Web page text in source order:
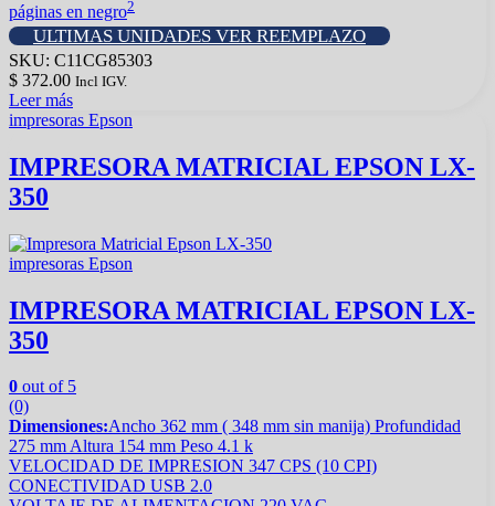
páginas en negro2
ULTIMAS UNIDADES VER REEMPLAZO
SKU: C11CG85303
$ 372.00 Incl IGV.
Leer más
impresoras Epson
IMPRESORA MATRICIAL EPSON LX-
350
impresoras Epson
IMPRESORA MATRICIAL EPSON LX-
350
0 out of 5
(0)
Dimensiones:Ancho 362 mm ( 348 mm sin manija) Profundidad
275 mm Altura 154 mm Peso 4.1 k
VELOCIDAD DE IMPRESION 347 CPS (10 CPI)
CONECTIVIDAD USB 2.0